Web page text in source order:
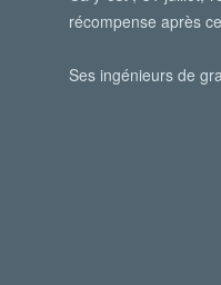
récompense après
Ses ingénieurs de